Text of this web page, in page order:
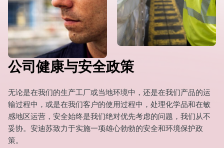
公司健康与安全政策
无论是在我们的生产工厂或当地环境中，还是在我们产品的运
输过程中，或是在我们客户的使用过程中，处理化学品和在敏
感地区运营，安全始终是我们绝对优先考虑的问题，我们从不
妥协。安迪苏致力于实施一项雄心勃勃的安全和环境保护政
策。